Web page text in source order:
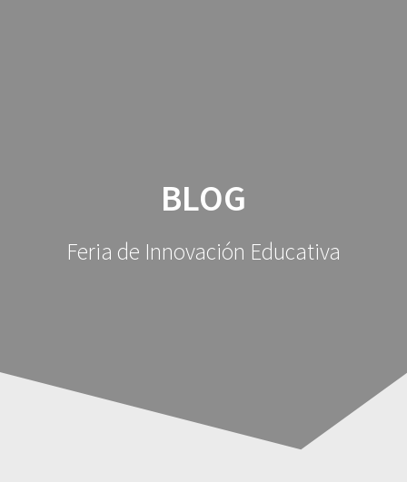
BLOG
Feria de Innovación Educativa